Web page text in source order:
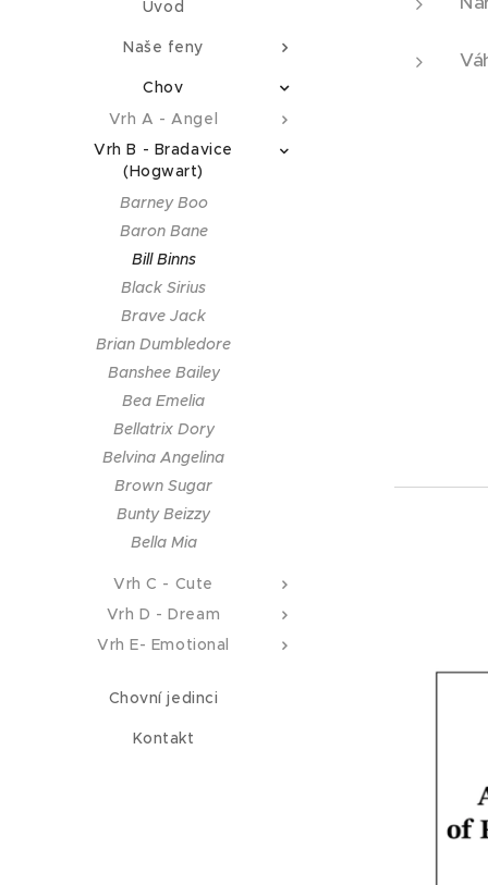
Úvod
Naše feny
Chov
Vrh A - Angel
Vrh B - Bradavice
(Hogwart)
Barney Boo
Baron Bane
Bill Binns
Black Sirius
Brave Jack
Brian Dumbledore
Banshee Bailey
Bea Emelia
Bellatrix Dory
Belvina Angelina
Brown Sugar
Bunty Beizzy
Bella Mia
Vrh C - Cute
Vrh D - Dream
Vrh E- Emotional
Chovní jedinci
Kontakt